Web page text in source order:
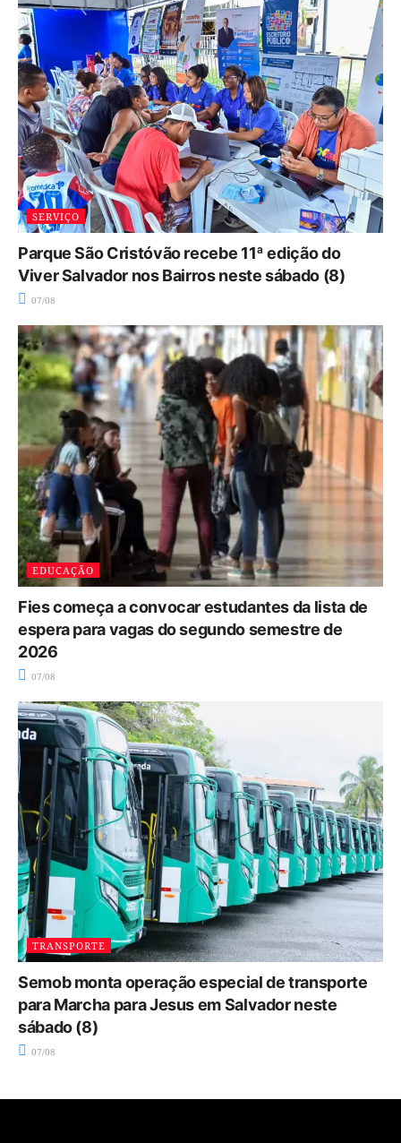
SERVIÇO
Parque São Cristóvão recebe 11ª edição do
Viver Salvador nos Bairros neste sábado (8)
07/08
EDUCAÇÃO
Fies começa a convocar estudantes da lista de
espera para vagas do segundo semestre de
2026
07/08
TRANSPORTE
Semob monta operação especial de transporte
para Marcha para Jesus em Salvador neste
sábado (8)
07/08